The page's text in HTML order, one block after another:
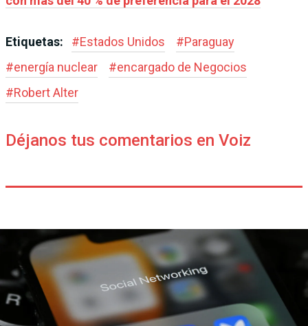
Etiquetas: #Estados Unidos #Paraguay
#energía nuclear #encargado de Negocios
#Robert Alter
Déjanos tus comentarios en Voiz